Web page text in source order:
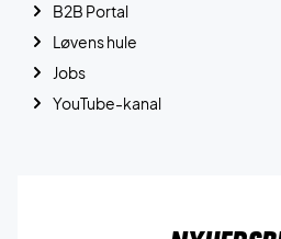
B2B Portal
Løvens hule
Jobs
YouTube-kanal